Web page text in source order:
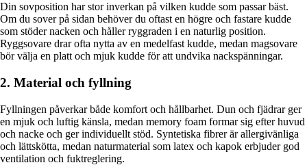
Din sovposition har stor inverkan på vilken kudde som passar bäst.
Om du sover på sidan behöver du oftast en högre och fastare kudde
som stöder nacken och håller ryggraden i en naturlig position.
Ryggsovare drar ofta nytta av en medelfast kudde, medan magsovare
bör välja en platt och mjuk kudde för att undvika nackspänningar.
2. Material och fyllning
Fyllningen påverkar både komfort och hållbarhet. Dun och fjädrar ger
en mjuk och luftig känsla, medan memory foam formar sig efter huvud
och nacke och ger individuellt stöd. Syntetiska fibrer är allergivänliga
och lättskötta, medan naturmaterial som latex och kapok erbjuder god
ventilation och fuktreglering.